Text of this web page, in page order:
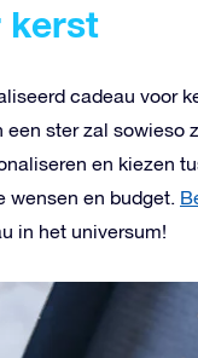
kerst
cadeau voor
ster zal sowieso
en kiezen
wensen en budget.
in het universum!